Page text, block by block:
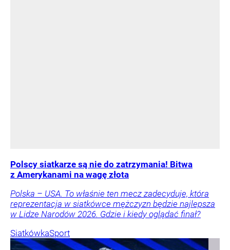
Polscy siatkarze są nie do zatrzymania! Bitwa
z Amerykanami na wagę złota
Polska – USA. To właśnie ten mecz zadecyduje, która
reprezentacja w siatkówce mężczyzn będzie najlepsza
w Lidze Narodów 2026. Gdzie i kiedy oglądać finał?
SiatkówkaSport